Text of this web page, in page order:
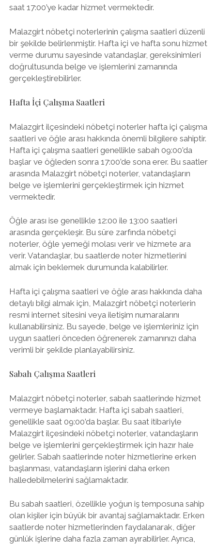
saat 17:00’ye kadar hizmet vermektedir.
Malazgirt nöbetçi noterlerinin çalışma saatleri düzenli
bir şekilde belirlenmiştir. Hafta içi ve hafta sonu hizmet
verme durumu sayesinde vatandaşlar, gereksinimleri
doğrultusunda belge ve işlemlerini zamanında
gerçekleştirebilirler.
Hafta İçi Çalışma Saatleri
Malazgirt ilçesindeki nöbetçi noterler hafta içi çalışma
saatleri ve öğle arası hakkında önemli bilgilere sahiptir.
Hafta içi çalışma saatleri genellikle sabah 09:00’da
başlar ve öğleden sonra 17:00’de sona erer. Bu saatler
arasında Malazgirt nöbetçi noterler, vatandaşların
belge ve işlemlerini gerçekleştirmek için hizmet
vermektedir.
Öğle arası ise genellikle 12:00 ile 13:00 saatleri
arasında gerçekleşir. Bu süre zarfında nöbetçi
noterler, öğle yemeği molası verir ve hizmete ara
verir. Vatandaşlar, bu saatlerde noter hizmetlerini
almak için beklemek durumunda kalabilirler.
Hafta içi çalışma saatleri ve öğle arası hakkında daha
detaylı bilgi almak için, Malazgirt nöbetçi noterlerin
resmi internet sitesini veya iletişim numaralarını
kullanabilirsiniz. Bu sayede, belge ve işlemleriniz için
uygun saatleri önceden öğrenerek zamanınızı daha
verimli bir şekilde planlayabilirsiniz.
Sabah Çalışma Saatleri
Malazgirt nöbetçi noterler, sabah saatlerinde hizmet
vermeye başlamaktadır. Hafta içi sabah saatleri,
genellikle saat 09:00’da başlar. Bu saat itibariyle
Malazgirt ilçesindeki nöbetçi noterler, vatandaşların
belge ve işlemlerini gerçekleştirmek için hazır hale
gelirler. Sabah saatlerinde noter hizmetlerine erken
başlanması, vatandaşların işlerini daha erken
halledebilmelerini sağlamaktadır.
Bu sabah saatleri, özellikle yoğun iş temposuna sahip
olan kişiler için büyük bir avantaj sağlamaktadır. Erken
saatlerde noter hizmetlerinden faydalanarak, diğer
günlük işlerine daha fazla zaman ayırabilirler. Ayrıca,